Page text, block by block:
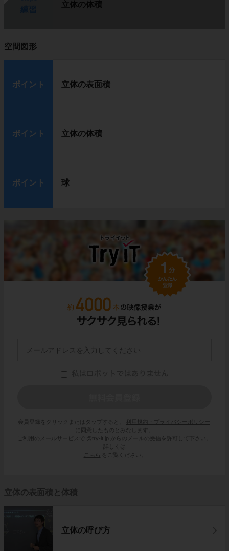
立体の体積
空間図形
ポイント 立体の表面積
ポイント 立体の体積
ポイント 球
会員登録をクリックまたはタップすると、
利用規約・プライバシーポリシー
に同意したものとみなします。
ご利用のメールサービスで @try-it.jp からのメールの受信を許可して下さい。
詳しくは
こちら
をご覧ください。
立体の表面積と体積
立体の呼び方